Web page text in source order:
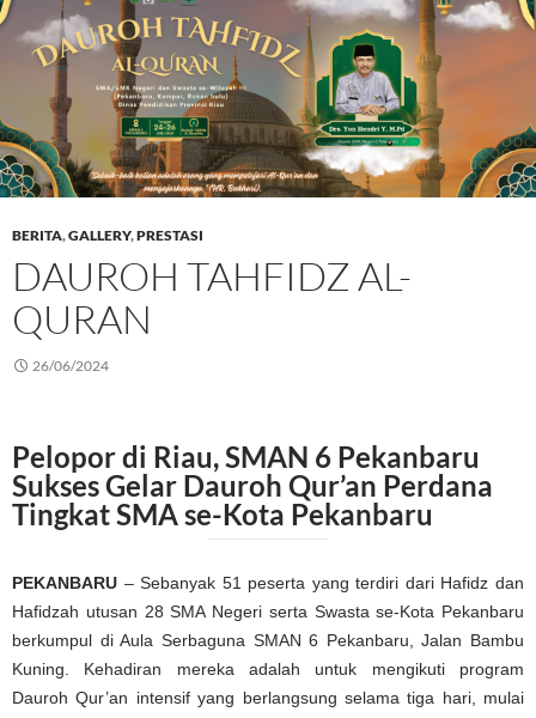
BERITA,GALLERY,PRESTASI
DAUROH TAHFIDZ AL-
QURAN
26/06/2024
Pelopor di Riau, SMAN 6 Pekanbaru
Sukses Gelar Dauroh Qur’an Perdana
Tingkat SMA se-Kota Pekanbaru
PEKANBARU – Sebanyak 51 peserta yang terdiri dari Hafidz dan
Hafidzah utusan 28 SMA Negeri serta Swasta se-Kota Pekanbaru
berkumpul di Aula Serbaguna SMAN 6 Pekanbaru, Jalan Bambu
Kuning. Kehadiran mereka adalah untuk mengikuti program
Dauroh Qur’an intensif yang berlangsung selama tiga hari, mulai